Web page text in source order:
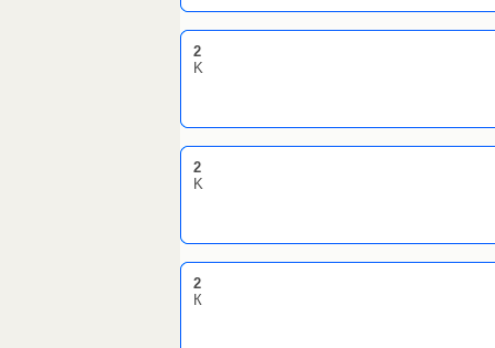
2
K
2
K
2
К